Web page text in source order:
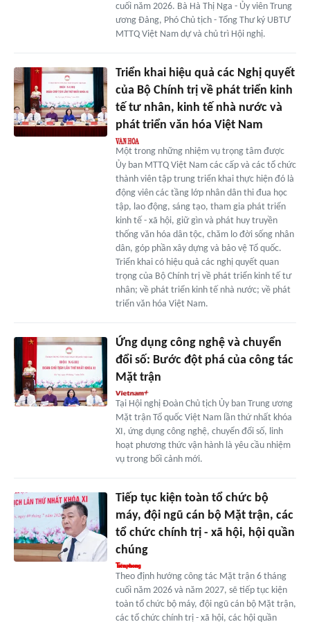
cuối năm 2026. Bà Hà Thị Nga - Ủy viên Trung
ương Đảng, Phó Chủ tịch - Tổng Thư ký UBTƯ
MTTQ Việt Nam dự và chủ trì Hội nghị.
Triển khai hiệu quả các Nghị quyết
của Bộ Chính trị về phát triển kinh
tế tư nhân, kinh tế nhà nước và
phát triển văn hóa Việt Nam
Một trong những nhiệm vụ trọng tâm được
Ủy ban MTTQ Việt Nam các cấp và các tổ chức
thành viên tập trung triển khai thực hiện đó là
động viên các tầng lớp nhân dân thi đua học
tập, lao động, sáng tạo, tham gia phát triển
kinh tế - xã hội, giữ gìn và phát huy truyền
thống văn hóa dân tộc, chăm lo đời sống nhân
dân, góp phần xây dựng và bảo vệ Tổ quốc.
Triển khai có hiệu quả các nghị quyết quan
trọng của Bộ Chính trị về phát triển kinh tế tư
nhân; về phát triển kinh tế nhà nước; về phát
triển văn hóa Việt Nam.
Ứng dụng công nghệ và chuyển
đổi số: Bước đột phá của công tác
Mặt trận
Tại Hội nghị Đoàn Chủ tịch Ủy ban Trung ương
Mặt trận Tổ quốc Việt Nam lần thứ nhất khóa
XI, ứng dụng công nghệ, chuyển đổi số, linh
hoạt phương thức vận hành là yêu cầu nhiệm
vụ trong bối cảnh mới.
Tiếp tục kiện toàn tổ chức bộ
máy, đội ngũ cán bộ Mặt trận, các
tổ chức chính trị - xã hội, hội quần
chúng
Theo định hướng công tác Mặt trận 6 tháng
cuối năm 2026 và năm 2027, sẽ tiếp tục kiện
toàn tổ chức bộ máy, đội ngũ cán bộ Mặt trận,
các tổ chức chính trị - xã hội, các hội quần